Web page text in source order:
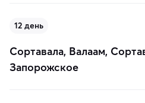
12 день
Сортавала, Валаам,
Запорожское